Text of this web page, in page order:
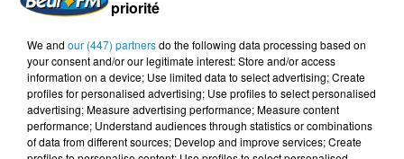
priorité
We and our (447) partnersdo the following data processing based on
your consent and/or our legitimate interest: Store and/or access
information on a device; Use limited data to select advertising; Create
profiles for personalised advertising; Use profiles to select personalised
advertising; Measure advertising performance; Measure content
performance; Understand audiences through statistics or combinations
of data from different sources; Develop and improve services; Create